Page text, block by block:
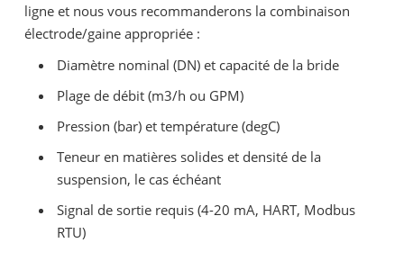
ligne et nous vous recommanderons la combinaison
électrode/gaine appropriée :
Diamètre nominal (DN) et capacité de la bride
Plage de débit (m3/h ou GPM)
Pression (bar) et température (degC)
Teneur en matières solides et densité de la
suspension, le cas échéant
Signal de sortie requis (4-20 mA, HART, Modbus
RTU)